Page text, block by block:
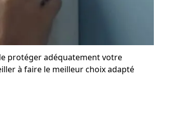
protéger adéquatement votre
à faire le meilleur choix adapté